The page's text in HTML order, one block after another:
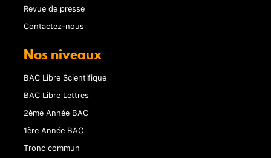
Revue de presse
Contactez-nous
Nos niveaux
BAC Libre Scientifique
BAC Libre Lettres
2ème Année BAC
1ère Année BAC
Tronc commun